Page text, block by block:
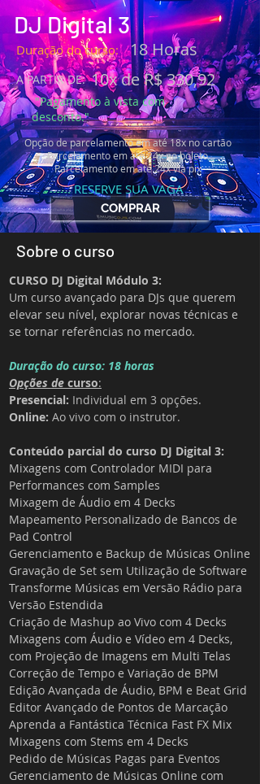
Sobre o curso
CURSO DJ Digital Módulo 3:
Um curso avançado para DJs que querem
elevar seu nível, explorar novas técnicas e
se tornar referências no mercado.
Duração do curso: 18 horas
Opções de curso:
Presencial: Individual em 3 opções.
Online: Ao vivo com o instrutor.
Conteúdo parcial do curso DJ Digital 3:
Mixagens com Controlador MIDI para
Performances com Samples
Mixagem de Áudio em 4 Decks
Mapeamento Personalizado de Bancos de
Pad Control
Gerenciamento e Backup de Músicas Online
Gravação de Set sem Utilização de Software
Transforme Músicas em Versão Rádio para
Versão Estendida
Criação de Mashup ao Vivo com 4 Decks
Mixagens com Áudio e Vídeo em 4 Decks,
com Projeção de Imagens em Multi Telas
Correção de Tempo e Variação de BPM
Edição Avançada de Áudio, BPM e Beat Grid
Editor Avançado de Pontos de Marcação
Aprenda a Fantástica Técnica Fast FX Mix
Mixagens com Stems em 4 Decks
Pedido de Músicas Pagas para Eventos
Gerenciamento de Músicas Online com
DJ Digital 3
Duração do curso: 18 Horas
A PARTIR DE: 10x de R$ 330,92
"Pagamento à vista com
desconto."
Opção de parcelamento em até18x no cartão
Parcelamento em até 24x no boleto
Parcelamento em até 24x via pix
RESERVE SUA VAGA
COMPRAR